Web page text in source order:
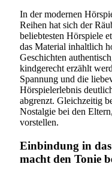
In der modernen
Reihen hat sich der
beliebtesten Hörspiele
das Material inhaltlich
Geschichten
kindgerecht erzählt
Spannung und die
Hörspielerlebnis
abgrenzt. Gleichzeitig
Nostalgie bei den
vorstellen.
Einbindung in das
macht den Tonie